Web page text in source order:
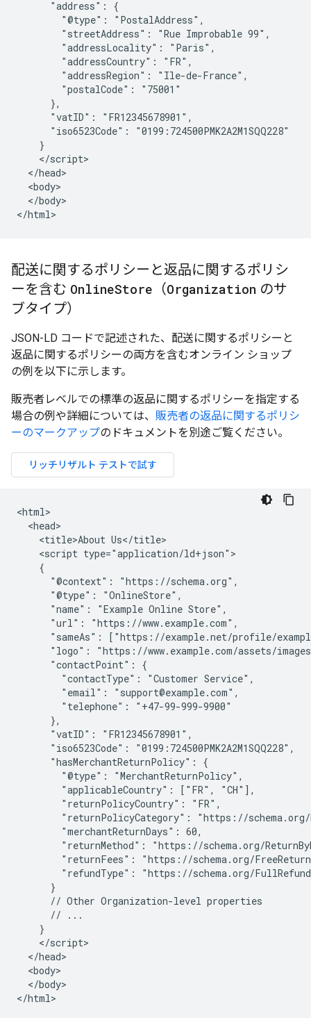
      "address": {
        "@type": "PostalAddress",
        "streetAddress": "Rue Improbable 99",
        "addressLocality": "Paris",
        "addressCountry": "FR",
        "addressRegion": "Ile-de-France",
        "postalCode": "75001"
      },
      "vatID": "FR12345678901",
      "iso6523Code": "0199:724500PMK2A2M1SQQ228"
    }
    </script>
  </head>
  <body>
  </body>
</html>
配送に関するポリシーと返品に関するポリシ
ーを含む OnlineStore （Organization のサ
ブタイプ）
JSON-LD コードで記述された、配送に関するポリシーと
返品に関するポリシーの両方を含むオンライン ショップ
の例を以下に示します。
販売者レベルでの標準の返品に関するポリシーを指定する
場合の例や詳細については、 販売者の返品に関するポリシ
ーのマークアップのドキュメントを別途ご覧ください。
<html>
  <head>
    <title>About Us</title>
    <script type="application/ld+json">
    {
      "@context": "https://schema.org",
      "@type": "OnlineStore",
      "name": "Example Online Store",
      "url": "https://www.example.com",
"sameAs": ["https://example.net/profile/
"logo": "https://www.example.com/assets/
      "contactPoint": {
        "contactType": "Customer Service",
        "email": "support@example.com",
        "telephone": "+47-99-999-9900"
      },
      "vatID": "FR12345678901",
      "iso6523Code": "0199:724500PMK2A2M1SQQ228",
      "hasMerchantReturnPolicy": {
        "@type": "MerchantReturnPolicy",
        "applicableCountry": ["FR", "CH"],
        "returnPolicyCountry": "FR",
"returnPolicyCategory": "https://
        "merchantReturnDays": 60,
"returnMethod": "https://schema.org/
"returnFees": "https://schema.org/
"refundType": "https://schema.org/
      }
      // Other Organization-level properties
      // ...
    }
    </script>
  </head>
  <body>
  </body>
</html>